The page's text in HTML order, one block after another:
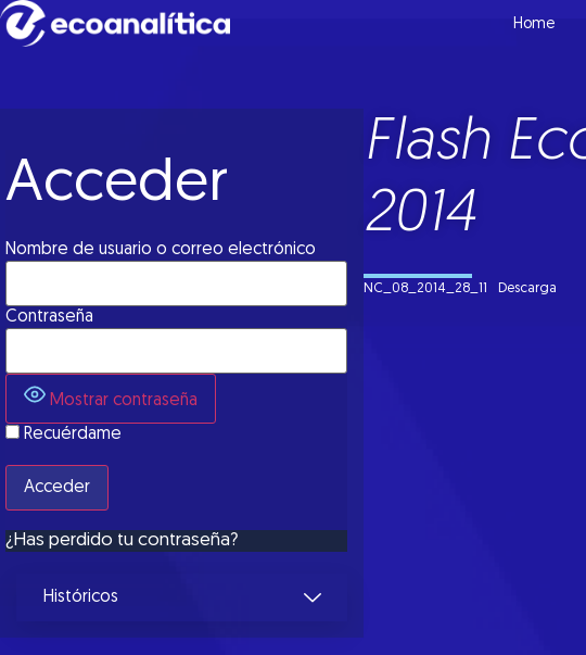
Home
Acceder
Nombre de usuario o correo electrónico
Contraseña
Mostrar contraseña
Recuérdame
¿Has perdido tu contraseña?
Históricos
Flash
2014
NC_08_2014_28_11 Descarga